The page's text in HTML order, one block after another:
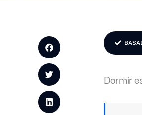
Dormir